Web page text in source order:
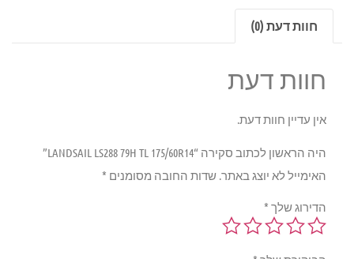
חוות דעת (0)
חוות דעת
אין עדיין חוות דעת.
היה הראשון לכתוב סקירה “LANDSAIL LS288 79H TL 175/60R14”
האימייל לא יוצג באתר.שדות החובה מסומנים*
הדירוג שלך*